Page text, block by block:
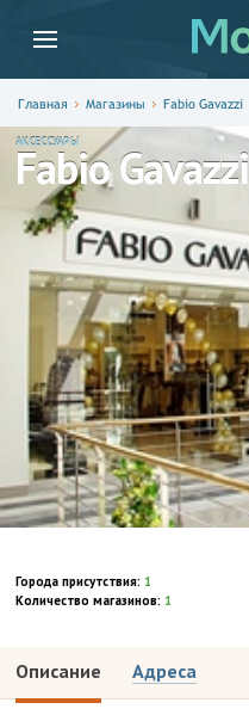
Главная Магазины Fabio Gavazzi
АКСЕССУАРЫ
Fabio Gavazzi
Города присутствия: 1
Количество магазинов: 1
Описание Адреса